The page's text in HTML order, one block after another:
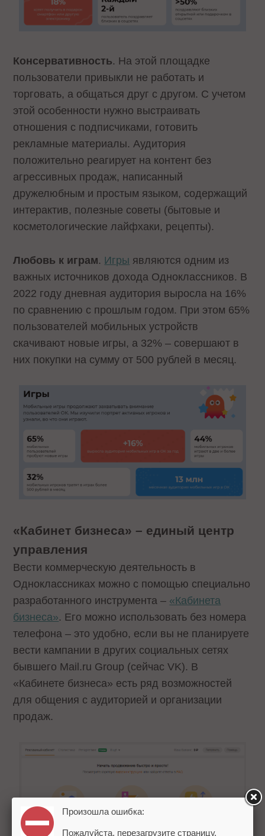
Консервативность. На этой площадке
пользователи привыкли не работать и
торговать, а общаться друг с другом. С учетом
этой особенности нужно выстраивать
отношения с подписчиками, готовить
рекламные материалы. Аудитория
положительно реагирует на контент без
агрессивных продаж, написанный
дружелюбным и простым языком, содержащий
интерактив, полезные советы (бытовые и
косметологические лайфхаки, рецепты).
Любовь к играм. Игры являются одним из
важных источников дохода Одноклассников. В
2022 году дневная аудитория выросла на 16%
по сравнению с прошлым годом. При этом 65%
пользователей мобильных устройств
скачивают новые игры, а 32% – совершают в
них покупки на сумму от 500 рублей в месяц.
«Кабинет бизнеса» – единый центр
управления
Вести коммерческую деятельность в
Одноклассниках можно с помощью специально
разработанного инструмента – «Кабинета
бизнеса». Его можно использовать без номера
телефона – это удобно, если вы не планируете
вести кампании в других социальных сетях
бывшего Mail.ru Group (сейчас VK). В
«Кабинете бизнеса» есть ряд возможностей
для общения с аудиторией и организации
продаж.
Произошла ошибка:
Пожалуйста, перезагрузите страницу.